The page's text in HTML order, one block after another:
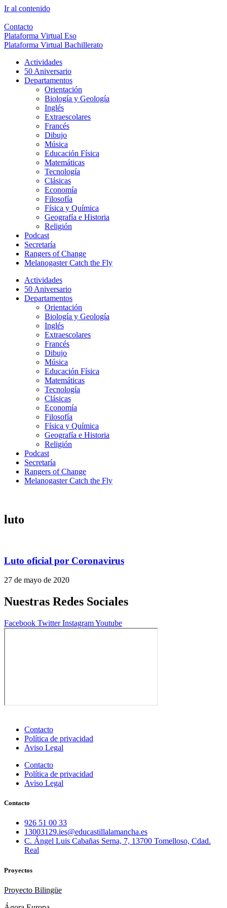
Ir al contenido
Contacto
Plataforma Virtual Eso
Plataforma Virtual Bachillerato
Actividades
50 Aniversario
Departamentos
Orientación
Biología y Geología
Inglés
Extraescolares
Francés
Dibujo
Música
Educación Física
Matemáticas
Tecnología
Clásicas
Economía
Filosofía
Física y Química
Geografía e Historia
Religión
Podcast
Secretaría
Rangers of Change
Melanogaster Catch the Fly
Actividades
50 Aniversario
Departamentos
Orientación
Biología y Geología
Inglés
Extraescolares
Francés
Dibujo
Música
Educación Física
Matemáticas
Tecnología
Clásicas
Economía
Filosofía
Física y Química
Geografía e Historia
Religión
Podcast
Secretaría
Rangers of Change
Melanogaster Catch the Fly
luto
Luto oficial por Coronavirus
27 de mayo de 2020
Nuestras Redes Sociales
Facebook Twitter InstagramYoutube
Contacto
Política de privacidad
Aviso Legal
Contacto
Política de privacidad
Aviso Legal
Contacto
926 51 00 33
13003129.ies@educastillalamancha.es
C. Ángel Luis Cabañas Serna, 7, 13700 Tomelloso, Cdad.
Real
Proyectos
Proyecto Bilingüe